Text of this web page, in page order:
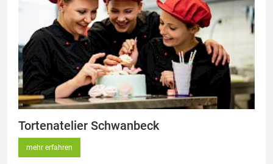
Tortenatelier Schwanbeck
mehr erfahren